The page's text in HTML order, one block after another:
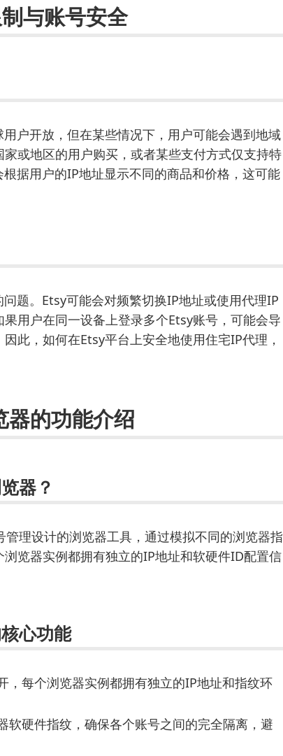
与账号安全
户开放，但在某些情况下，用户可能会遇到地域
或地区的用户购买，或者某些支付方式仅支持特
据用户的IP地址显示不同的商品和价格，这可能
题。Etsy可能会对频繁切换IP地址或使用代理IP
用户在同一设备上登录多个Etsy账号，可能会导
此，如何在Etsy平台上安全地使用住宅IP代理，
的功能介绍
器？
管理设计的浏览器工具，通过模拟不同的浏览器指
览器实例都拥有独立的IP地址和软硬件ID配置信
心功能
，每个浏览器实例都拥有独立的IP地址和指纹环
软硬件指纹，确保各个账号之间的完全隔离，避